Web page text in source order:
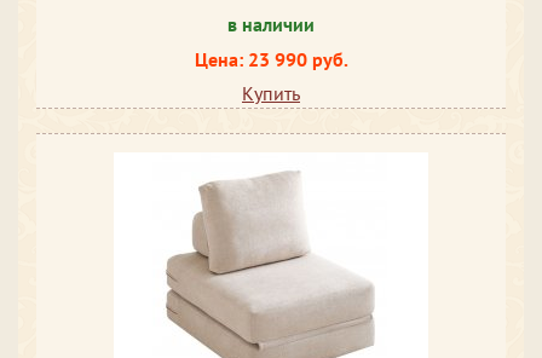
в наличии
Цена: 23 990 руб.
Купить